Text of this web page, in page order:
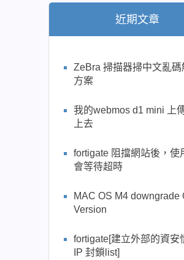
近期文章
ZeBra 掃描器掃中文亂碼
方案
我的webmos d1 mini 上
上去
fortigate 阻擋網站後，使
會等待超時
MAC OS M4 downgrade
Version
fortigate[建立外部的資安
IP 封鎖list]